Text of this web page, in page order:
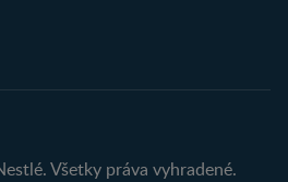
Všetky práva vyhradené.